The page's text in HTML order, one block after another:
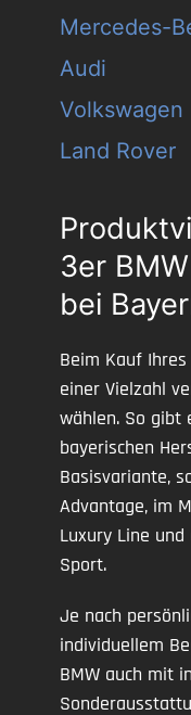
Mercedes-
Audi
Volkswagen
Land Rover
3er
bei
Beim Kauf Ihres
einer Vielzahl
wählen. So gibt
bayerischen
Basisvariante,
Advantage, im
Luxury Line
Sport.
Je nach
individuellem
BMW auch mit